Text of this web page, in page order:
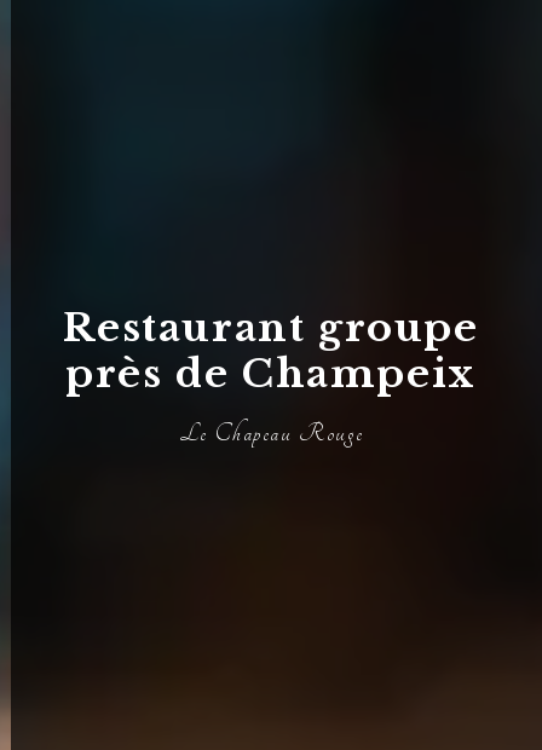
Restaurant groupe
près de Champeix
Le Chapeau Rouge